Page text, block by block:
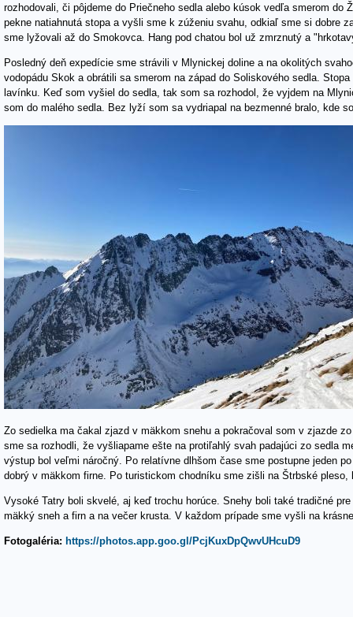
rozhodovali, či pôjdeme do Priečneho sedla alebo kúsok vedľa smerom
pekne natiahnutá stopa a vyšli sme k zúženiu svahu, odkiaľ sme si dobre
sme lyžovali až do Smokovca. Hang pod chatou bol už zmrznutý a
Posledný deň expedície sme strávili v Mlynickej doline a na okolitých
vodopádu Skok a obrátili sa smerom na západ do Soliskového sedla.
lavínku. Keď som vyšiel do sedla, tak som sa rozhodol, že vyjdem na
som do malého sedla. Bez lyží som sa vydriapal na bezmenné bralo, kde
Zo sedielka ma čakal zjazd v mäkkom snehu a pokračoval som v zjazde
sme sa rozhodli, že vyšliapame ešte na protiľahlý svah padajúci zo sedla
výstup bol veľmi náročný. Po relatívne dlhšom čase sme postupne jeden
dobrý v mäkkom firne. Po turistickom chodníku sme zišli na Štrbské
Vysoké Tatry boli skvelé, aj keď trochu horúce. Snehy boli také tradičné
mäkký sneh a firn a na večer krusta. V každom prípade sme vyšli na
Fotogaléria: https://photos.app.goo.gl/PcjKuxDpQwvUHcuD9